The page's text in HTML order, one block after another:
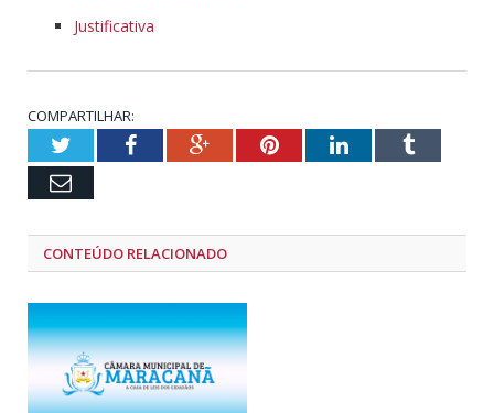
Justificativa
COMPARTILHAR:
TwitterFacebookGoogle+PinterestLinkedInTumblr
Email
CONTEÚDO RELACIONADO